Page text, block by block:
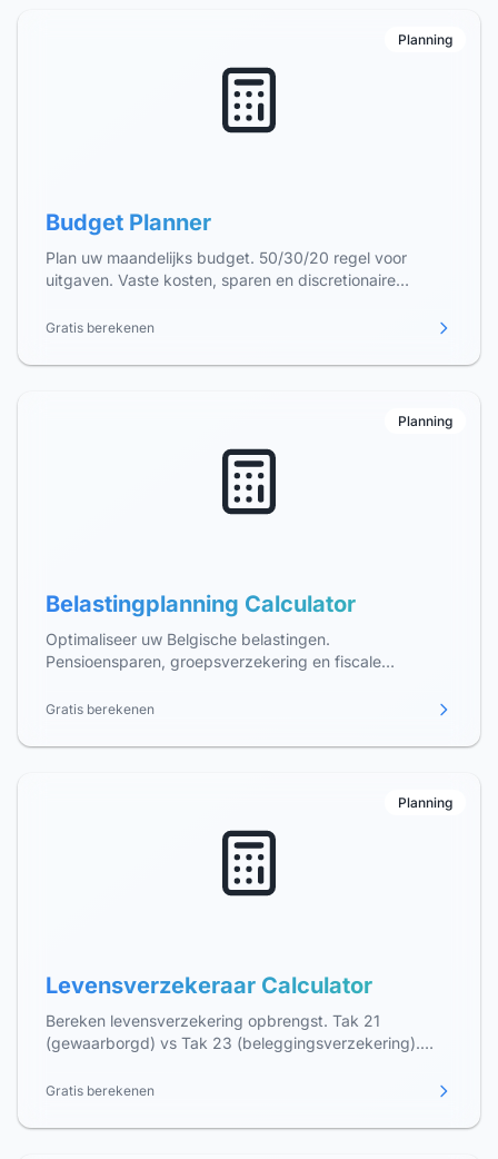
Planning
Budget Planner
Plan uw maandelijks budget. 50/30/20 regel voor
uitgaven. Vaste kosten, sparen en discretionaire
Gratis berekenen
Planning
Belastingplanning Calculator
Optimaliseer uw Belgische belastingen.
Pensioensparen, groepsverzekering en fiscale
Gratis berekenen
Planning
Levensverzekeraar Calculator
Bereken levensverzekering opbrengst. Tak 21
(gewaarborgd) vs Tak 23 (beleggingsverzekering).
Gratis berekenen